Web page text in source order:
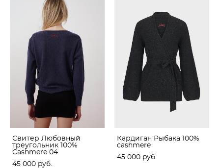
Свитер Любовный
треугольник 100%
Cashmere 04
45 000 pуб.
Кардиган Рыбака 100%
cashmere
45 000 pуб.